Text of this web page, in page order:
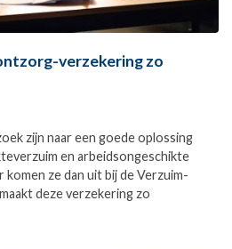
verzekering zo
zijn naar een goede oplossing
en arbeidsongeschikte
ze dan uit bij de Verzuim-
deze verzekering zo